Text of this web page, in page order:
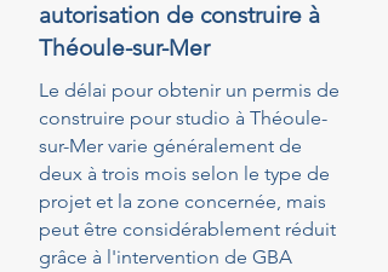
autorisation de construire à
Théoule-sur-Mer
Le délai pour obtenir un permis de
construire pour studio à Théoule-
sur-Mer varie généralement de
deux à trois mois selon le type de
projet et la zone concernée, mais
peut être considérablement réduit
grâce à l'intervention de GBA